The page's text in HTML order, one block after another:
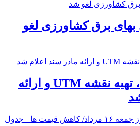
برق کشاورزی لغو
جزئیات ثبت ادعا، تهیه نقشه UTM و ارائه